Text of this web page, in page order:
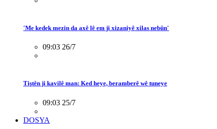
'Me kedek mezin da axê lê em ji xizaniyê xilas nebûn'
09:03 26/7
Tiştên ji kavilê man: Ked heye, beramberê wê tuneye
09:03 25/7
DOSYA